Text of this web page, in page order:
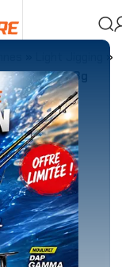
»
MH 7-28g